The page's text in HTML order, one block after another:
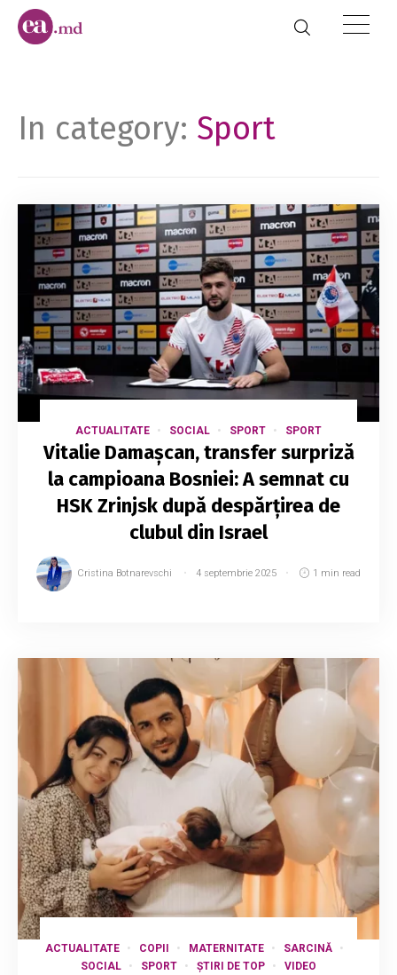
In category: Sport
ACTUALITATE SOCIAL SPORT SPORT
Vitalie Damașcan, transfer surpriză
la campioana Bosniei: A semnat cu
HSK Zrinjsk după despărțirea de
clubul din Israel
Cristina Botnarevschi 4 septembrie 2025 1 min read
ACTUALITATE COPII MATERNITATE
SARCINĂ
SOCIAL
SPORT ȘTIRI DE TOP VIDEO